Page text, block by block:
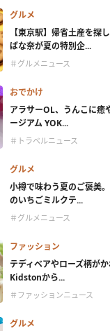
グルメ
【東京駅】帰省土産を
ばな奈が夏の特別企...
＃グルメニュース
おでかけ
アラサーOL、うんこに癒
ージアム YOK...
＃トラベルニュース
グルメ
小樽で味わう夏のご褒美
のいちごミルクテ...
＃グルメニュース
ファッション
テディベアやローズ柄が
Kidstonから...
＃ファッションニュース
グルメ